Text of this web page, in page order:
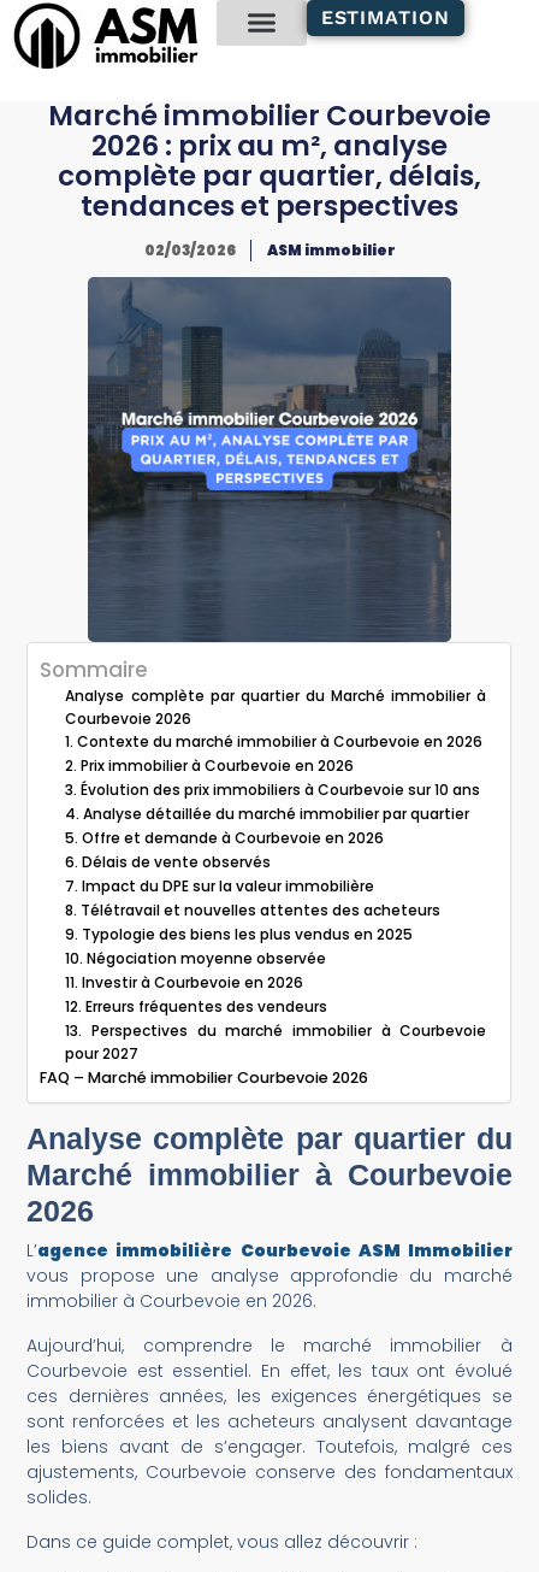
principal
ESTIMATION
Marché immobilier Courbevoie
2026 : prix au m², analyse
complète par quartier, délais,
tendances et perspectives
02/03/2026 ASM immobilier
Sommaire
Analyse complète par quartier du Marché immobilier à
Courbevoie 2026
1. Contexte du marché immobilier à Courbevoie en 2026
2. Prix immobilier à Courbevoie en 2026
3. Évolution des prix immobiliers à Courbevoie sur 10 ans
4. Analyse détaillée du marché immobilier par quartier
5. Offre et demande à Courbevoie en 2026
6. Délais de vente observés
7. Impact du DPE sur la valeur immobilière
8. Télétravail et nouvelles attentes des acheteurs
9. Typologie des biens les plus vendus en 2025
10. Négociation moyenne observée
11. Investir à Courbevoie en 2026
12. Erreurs fréquentes des vendeurs
13. Perspectives du marché immobilier à Courbevoie
pour 2027
FAQ – Marché immobilier Courbevoie 2026
Analyse complète par quartier du
Marché immobilier à Courbevoie
2026
L’agence immobilière Courbevoie ASM Immobilier
vous propose une analyse approfondie du marché
immobilier à Courbevoie en 2026.
Aujourd’hui, comprendre le marché immobilier à
Courbevoie est essentiel. En effet, les taux ont évolué
ces dernières années, les exigences énergétiques se
sont renforcées et les acheteurs analysent davantage
les biens avant de s’engager. Toutefois, malgré ces
ajustements, Courbevoie conserve des fondamentaux
solides.
Dans ce guide complet, vous allez découvrir :